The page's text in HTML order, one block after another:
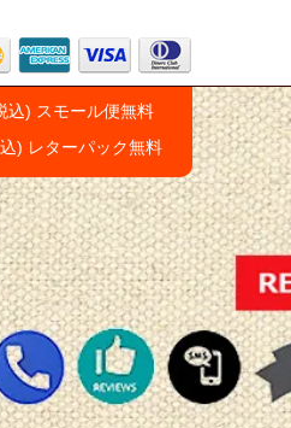
込) スモール便無料
) レターパック無料